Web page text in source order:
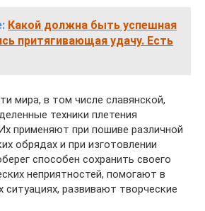
Какой должна быть успешная
притягивающая удачу. Есть
мира, в том числе славянской,
техники плетения
применяют при пошиве различной
обрядах и при изготовлении
способен сохранить своего
неприятностей, помогают в
развивают творческие